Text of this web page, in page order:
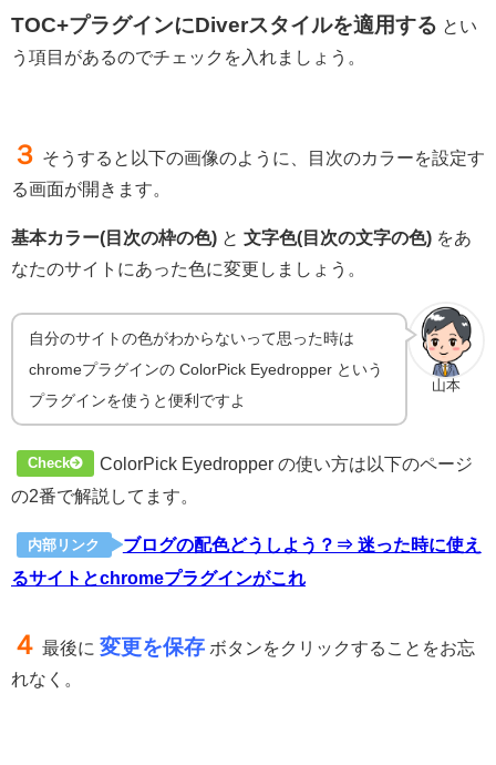
TOC+プラグインにDiverスタイルを適用する とい
う項目があるのでチェックを入れましょう。
３ そうすると以下の画像のように、目次のカラーを設定す
る画面が開きます。
基本カラー(目次の枠の色) と 文字色(目次の文字の色) をあ
なたのサイトにあった色に変更しましょう。
山本
自分のサイトの色がわからないって思った時は
chromeプラグインの ColorPick Eyedropper という
プラグインを使うと便利ですよ
Check
ColorPick Eyedropper の使い方は以下のページ
の2番で解説してます。
内部リンク
ブログの配色どうしよう？⇒ 迷った時に使え
るサイトとchromeプラグインがこれ
４ 最後に 変更を保存 ボタンをクリックすることをお忘
れなく。